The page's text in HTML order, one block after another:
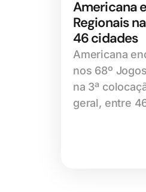
Americana
Regionais
46 cidades
Americana
nos 68º
na 3ª
geral, entre